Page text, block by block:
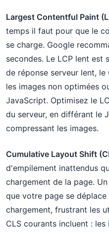
Largest Contentful Paint
temps il faut pour que le
se charge. Google
secondes. Le LCP lent est
de réponse serveur lent,
les images non optimées
JavaScript. Optimisez le
du serveur, en différant le
compressant les images.
Cumulative Layout Shift
d'empilement inattendus
chargement de la page.
que votre page se
chargement, frustrant les
CLS courants incluent :